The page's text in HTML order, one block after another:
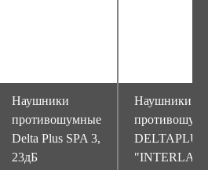
Наушники
противошумные
Delta Plus SPA 3,
23дБ
Наушники
DELTAPLUS